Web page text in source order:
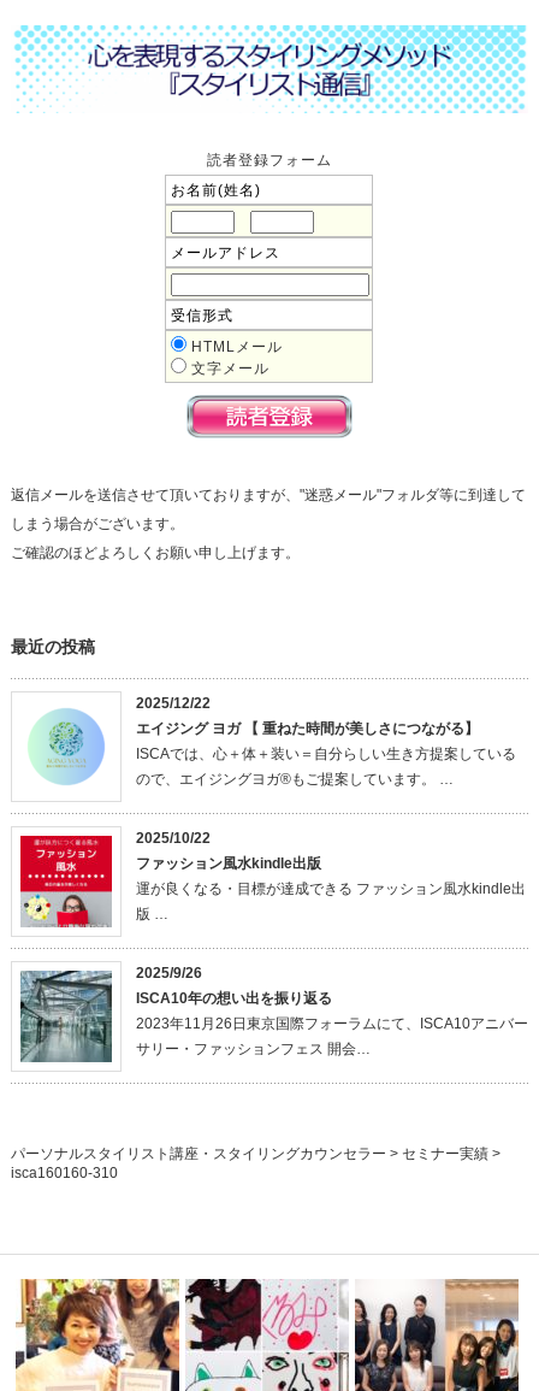
読者登録フォーム
お名前(姓名)
メールアドレス
受信形式
HTMLメール
文字メール
返信メールを送信させて頂いておりますが、"迷惑メール"フォルダ等に到達して
しまう場合がございます。
ご確認のほどよろしくお願い申し上げます。
最近の投稿
2025/12/22
エイジング ヨガ 【 重ねた時間が美しさにつながる】
ISCAでは、心＋体＋装い＝自分らしい生き方提案している
ので、エイジングヨガ®もご提案しています。 …
2025/10/22
ファッション風水kindle出版
運が良くなる・目標が達成できる ファッション風水kindle出
版 …
2025/9/26
ISCA10年の想い出を振り返る
2023年11月26日東京国際フォーラムにて、ISCA10アニバー
サリー・ファッションフェス 開会…
パーソナルスタイリスト講座・スタイリングカウンセラー > セミナー実績>
isca160160-310